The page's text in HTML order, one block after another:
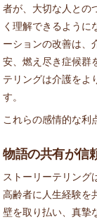
者が、大切な人との
く理解できるように
ーションの改善は、
安、燃え尽き症候群
テリングは介護をよ
す。
これらの感情的な利
物語の共有が信
ストーリーテリング
高齢者に人生経験を
壁を取り払い、真摯